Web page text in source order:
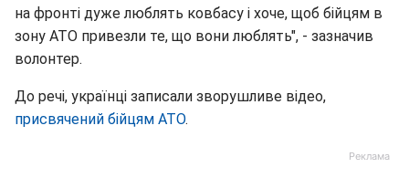
на фронті дуже люблять ковбасу і хоче, щоб бійцям в
зону АТО привезли те, що вони люблять", - зазначив
волонтер.
До речі, українці записали зворушливе відео,
присвячений бійцям АТО.